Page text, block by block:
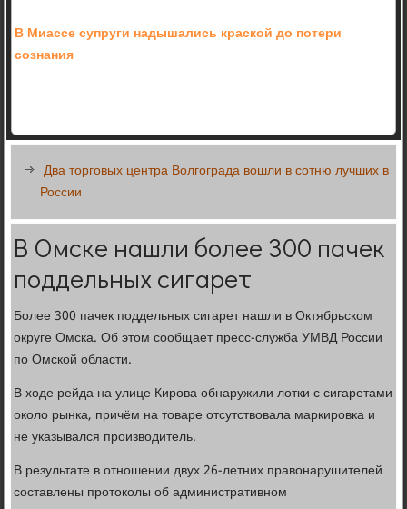
В Миассе супруги надышались краской до потери
сознания
Два торговых центра Волгограда вошли в сотню лучших в
России
В Омске нашли более 300 пачек
поддельных сигарет
Более 300 пачек поддельных сигарет нашли в Октябрьском
округе Омска. Об этом сообщает пресс-служба УМВД России
по Омской области.
В ходе рейда на улице Кирова обнаружили лотки с сигаретами
около рынка, причём на товаре отсутствовала маркировка и
не указывался производитель.
В результате в отношении двух 26-летних правонарушителей
составлены протоколы об административном